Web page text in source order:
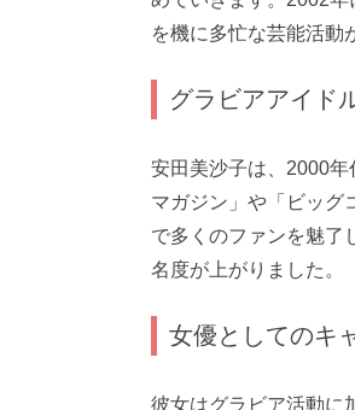
を機に多忙な芸能活動
グラビアアイド
安田美沙子は、2000
マガジン」や「ビッグ
で多くのファンを魅了
名度が上がりました。
女優としてのキ
彼女はグラビア活動に